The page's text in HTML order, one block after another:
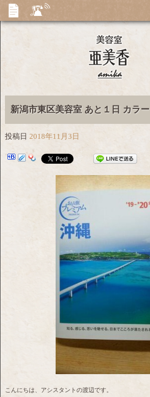
新潟市東区美容室 あと１日 カラー
投稿日 2018年11月3日
こんにちは、アシスタントの渡辺です。